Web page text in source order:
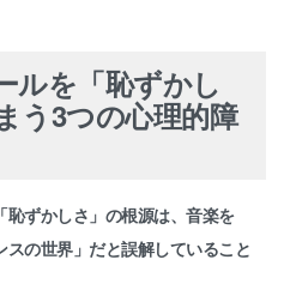
ルを「恥ずかし
う3つの心理的障
ずかしさ」の根源は、音楽を
スの世界」だと誤解していること